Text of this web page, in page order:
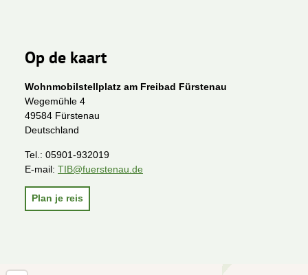
Op de kaart
Wohnmobilstellplatz am Freibad Fürstenau
Wegemühle 4
49584 Fürstenau
Deutschland
Tel.: 05901-932019
E-mail: TIB@fuerstenau.de
Plan je reis